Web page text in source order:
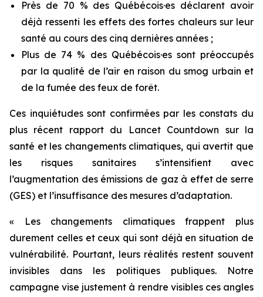
Près de 70 % des Québécois·es déclarent avoir
déjà ressenti les effets des fortes chaleurs sur leur
santé au cours des cinq dernières années ;
Plus de 74 % des Québécois·es sont préoccupés
par la qualité de l’air en raison du smog urbain et
de la fumée des feux de forêt.
Ces inquiétudes sont confirmées par les constats du
plus récent rapport du
Lancet Countdown sur la
santé et les changements climatiques, qui avertit que
les risques sanitaires s’intensifient avec
l’augmentation des émissions de gaz à effet de serre
(GES) et l’insuffisance des mesures d’adaptation.
« Les changements climatiques frappent plus
durement celles et ceux qui sont déjà en situation de
vulnérabilité. Pourtant, leurs réalités restent souvent
invisibles dans les politiques publiques. Notre
campagne vise justement à rendre visibles ces angles